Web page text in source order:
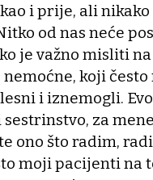
i prije, ali nikako
od nas neće
je važno misliti na
koji često
i iznemogli.
za
ono što radim,
moji pacijenti na